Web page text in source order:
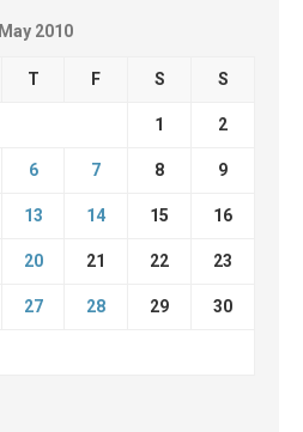
May 2010
T F S S
1 2
6 7 8 9
13 14 15 16
20 21 22 23
27 28 29 30